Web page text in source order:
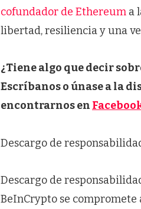
cofundador de Ethereum a
libertad, resiliencia y una
¿Tiene algo que decir
Escríbanos o únase a la
encontrarnos en
Descargo de
Descargo de
BeInCrypto se